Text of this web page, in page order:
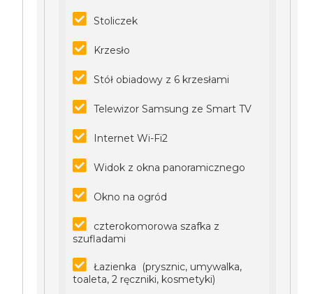
Stoliczek
Krzesło
Stół obiadowy z 6 krzesłami
Telewizor Samsung ze Smart TV
Internet Wi-Fi2
Widok z okna panoramicznego
Okno na ogród
czterokomorowa szafka z
szufladami
Łazienka (prysznic, umywalka,
toaleta, 2 ręczniki, kosmetyki)